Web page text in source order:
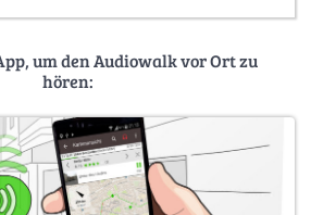
um den Audiowalk vor Ort zu
hören: